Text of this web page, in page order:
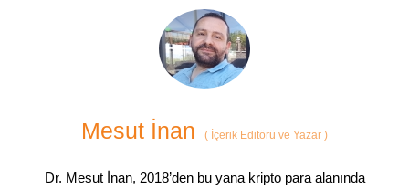
Mesut İnan ( İçerik Editörü ve Yazar )
Dr. Mesut İnan, 2018’den bu yana kripto para alanında